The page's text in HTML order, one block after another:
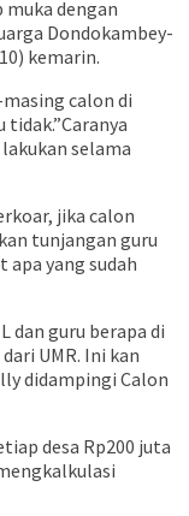
dengan
Dondokambey-
kemarin.
calon di
selama
jika calon
tunjangan guru
apa yang sudah
dan guru berapa di
UMR. Ini kan
didampingi Calon
desa Rp200 juta